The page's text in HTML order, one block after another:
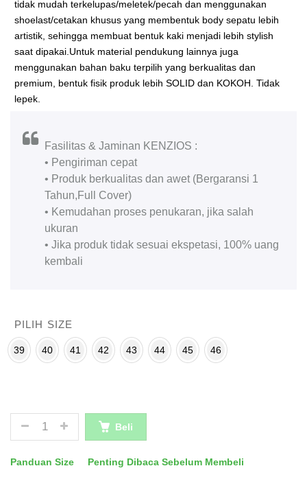
tidak mudah terkelupas/meletek/pecah dan menggunakan
shoelast/cetakan khusus yang membentuk body sepatu lebih
artistik, sehingga membuat bentuk kaki menjadi lebih stylish
saat dipakai.Untuk material pendukung lainnya juga
menggunakan bahan baku terpilih yang berkualitas dan
premium, bentuk fisik produk lebih SOLID dan KOKOH. Tidak
lepek.
Fasilitas & Jaminan KENZIOS :
• Pengiriman cepat
• Produk berkualitas dan awet (Bergaransi 1
Tahun,Full Cover)
• Kemudahan proses penukaran, jika salah
ukuran
• Jika produk tidak sesuai ekspetasi, 100% uang
kembali
PILIH SIZE
39 40 41 42 43 44 45 46
JUMLAH Beli
Panduan Size Penting Dibaca Sebelum Membeli